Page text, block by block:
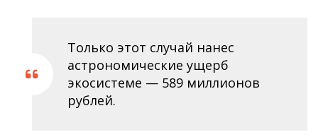
Только этот случай нанес
астрономические ущерб
экосистеме — 589 миллионов
рублей​.